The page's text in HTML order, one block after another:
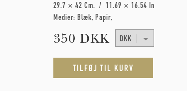
29.7 × 42 Cm
11.69 × 16.54 In
Medier: Blæk Papir
350 DKK